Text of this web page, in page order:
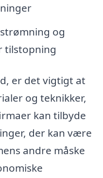
og
tilstopning
er det vigtigt at
og teknikker,
kan tilbyde
der kan være
andre måske